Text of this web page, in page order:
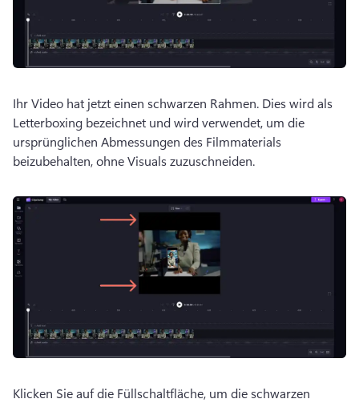
Ihr Video hat jetzt einen schwarzen Rahmen. Dies wird als
Letterboxing bezeichnet und wird verwendet, um die
ursprünglichen Abmessungen des Filmmaterials
beizubehalten, ohne Visuals zuzuschneiden.
Klicken Sie auf die Füllschaltfläche, um die schwarzen